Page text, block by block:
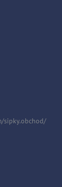
sipky.obchod/